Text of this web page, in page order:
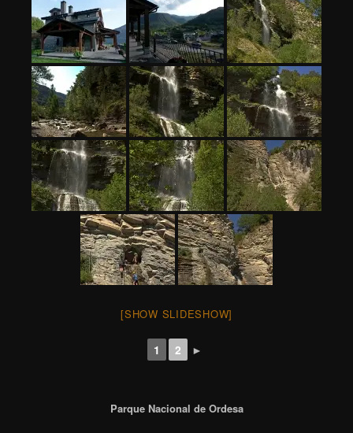
[SHOW SLIDESHOW]
1 2 ►
Parque Nacional de Ordesa